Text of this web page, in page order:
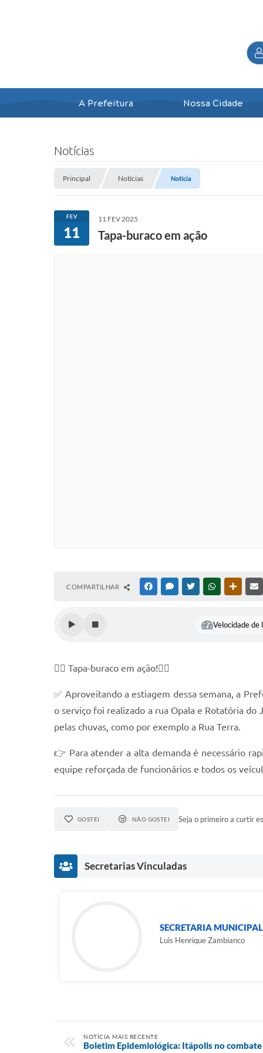
A Prefeitura Nossa Cidade
Notícias
Principal Notícias Notícia
FEV
11
11 FEV 2025
Tapa-buraco em ação
COMPARTILHAR FACEBOOKMESSENGER
TWITTERWHATSAPP
Velocidade de
👷‍♀️ Tapa-buraco em ação!👷‍♀️
✅ Aproveitando a estiagem dessa semana, a
o serviço foi realizado a rua Opala e Rotatória do
pelas chuvas, como por exemplo a Rua Terra.
👉 Para atender a alta demanda é necessário
equipe reforçada de funcionários e todos os
GOSTEI NÃO GOSTEI Seja o primeiro a curtir
Secretarias Vinculadas
SECRETARIA
Luis Henrique Zambianco
NOTÍCIA MAIS RECENTE
Boletim Epidemiológica: Itápolis no